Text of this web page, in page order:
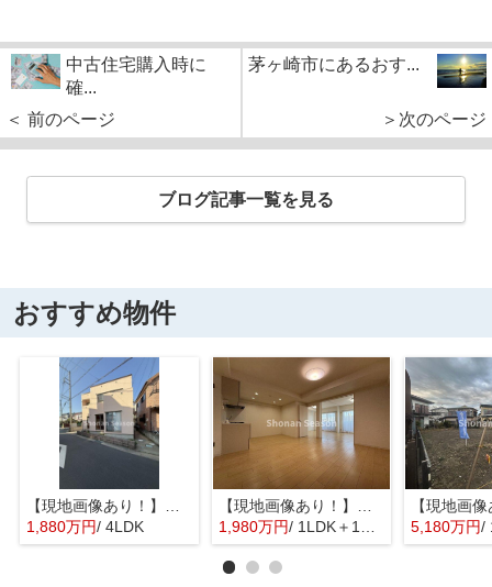
中古住宅購入時に
確...
＜ 前のページ
茅ヶ崎市にあるおす...
＞次のページ
ブログ記事一覧を見る
おすすめ物件
【現地画像あり！】平塚市入野 中古戸建 31.76坪
1,880万円/ 4LDK
【現地画像あり！】星和平塚宝町ハイツ
1,980万円/ 1LDK＋1S(納戸) 5,180万円/